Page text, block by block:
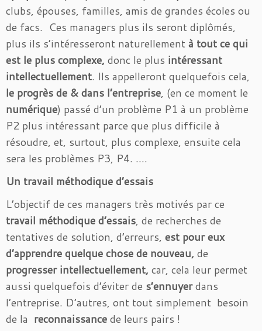
clubs, épouses, familles, amis de grandes écoles ou
de facs. Ces managers plus ils seront diplômés,
plus ils s’intéresseront naturellementà tout ce qui
est le plus complexe, donc le plus intéressant
intellectuellement. Ils appelleront quelquefois cela,
le progrès de & dans l’entreprise, (en ce moment le
numérique) passé d’un problème P1 à un problème
P2 plus intéressant parce que plus difficile à
résoudre, et, surtout, plus complexe, ensuite cela
sera les problèmes P3, P4. ….
Un travail méthodique d’essais
L’objectif de ces managers très motivés par ce
travail méthodique d’essais, de recherches de
tentatives de solution, d’erreurs, est pour eux
d’apprendre quelque chose de nouveau, de
progresser intellectuellement, car, cela leur permet
aussi quelquefois d’éviter de s’ennuyerdans
l’entreprise. D’autres, ont tout simplement besoin
de la reconnaissancede leurs pairs !